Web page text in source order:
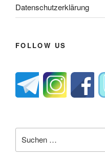
Datenschutzerklärung
FOLLOW US
nach: